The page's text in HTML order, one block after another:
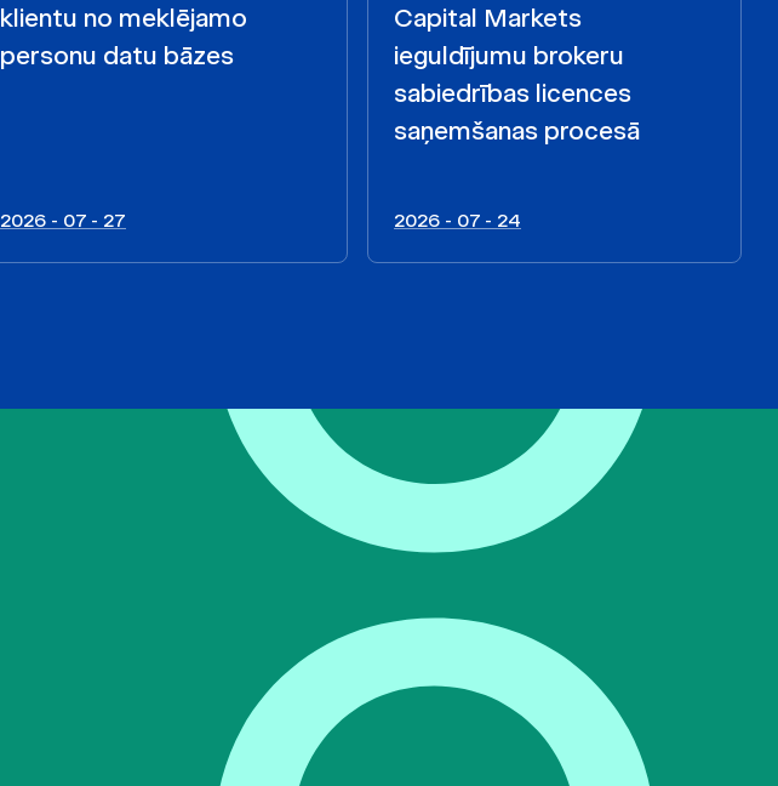
klientu no meklējamo
personu datu bāzes
2026 - 07 - 27
Capital Markets
ieguldījumu brokeru
sabiedrības licences
saņemšanas procesā
2026 - 07 - 24